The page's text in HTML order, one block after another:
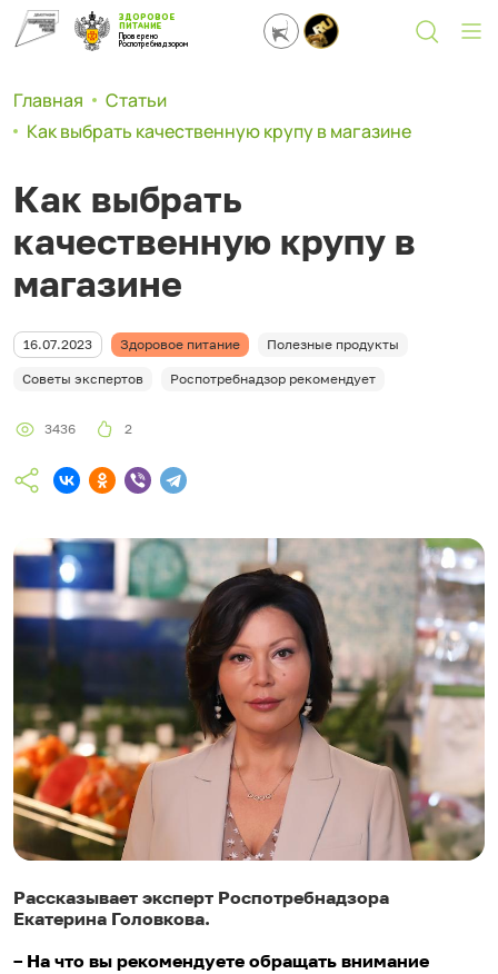
ЗДОРОВОЕ
ПИТАНИЕ
Проверено
Роспотребнадзором
Главная
Статьи
Как выбрать качественную крупу в магазине
Как выбрать
качественную крупу в
магазине
16.07.2023 Здоровое питание Полезные продукты
Советы экспертов Роспотребнадзор рекомендует
3436 2
Рассказывает эксперт Роспотребнадзора
Екатерина Головкова.
– На что вы рекомендуете обращать внимание